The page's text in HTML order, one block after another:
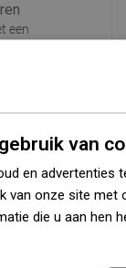
een

van
en advertenties
van onze site met
die u aan hen